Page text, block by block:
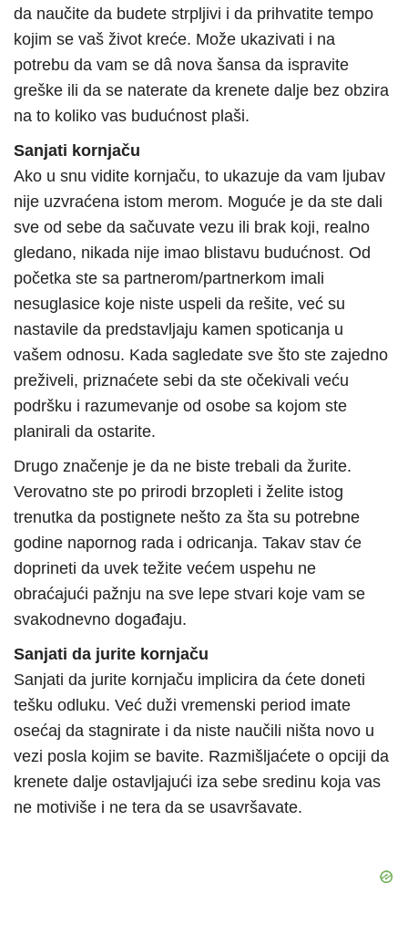
da naučite da budete strpljivi i da prihvatite tempo
kojim se vaš život kreće. Može ukazivati i na
potrebu da vam se dâ nova šansa da ispravite
greške ili da se naterate da krenete dalje bez obzira
na to koliko vas budućnost plaši.
Sanjati kornjaču
Ako u snu vidite kornjaču, to ukazuje da vam ljubav
nije uzvraćena istom merom. Moguće je da ste dali
sve od sebe da sačuvate vezu ili brak koji, realno
gledano, nikada nije imao blistavu budućnost. Od
početka ste sa partnerom/partnerkom imali
nesuglasice koje niste uspeli da rešite, već su
nastavile da predstavljaju kamen spoticanja u
vašem odnosu. Kada sagledate sve što ste zajedno
preživeli, priznaćete sebi da ste očekivali veću
podršku i razumevanje od osobe sa kojom ste
planirali da ostarite.
Drugo značenje je da ne biste trebali da žurite.
Verovatno ste po prirodi brzopleti i želite istog
trenutka da postignete nešto za šta su potrebne
godine napornog rada i odricanja. Takav stav će
doprineti da uvek težite većem uspehu ne
obraćajući pažnju na sve lepe stvari koje vam se
svakodnevno događaju.
Sanjati da jurite kornjaču
Sanjati da jurite kornjaču implicira da ćete doneti
tešku odluku. Već duži vremenski period imate
osećaj da stagnirate i da niste naučili ništa novo u
vezi posla kojim se bavite. Razmišljaćete o opciji da
krenete dalje ostavljajući iza sebe sredinu koja vas
ne motiviše i ne tera da se usavršavate.